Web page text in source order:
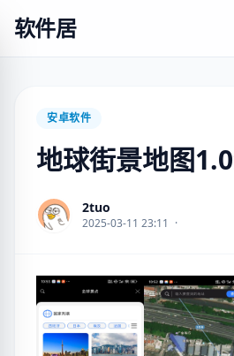
软件居
安卓软件
地球街景地图
2tuo
2025-03-11 23:11 ·